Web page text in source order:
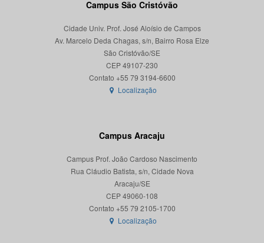
Campus São Cristóvão
Cidade Univ. Prof. José Aloísio de Campos
Av. Marcelo Deda Chagas, s/n, Bairro Rosa Elze
São Cristóvão/SE
CEP 49107-230
Localização
Campus Aracaju
Campus Prof. João Cardoso Nascimento
Rua Cláudio Batista, s/n, Cidade Nova
Aracaju/SE
CEP 49060-108
Localização